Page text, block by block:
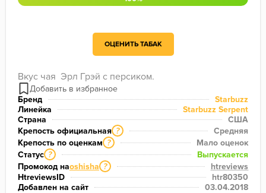
Вкус чая  Эрл Грэй с персиком.
Бренд
Starbuzz
Линейка
Starbuzz Serpent
Страна
США
Крепость официальная ?
Средняя
Крепость по оценкам ?
Мало оценок
Статус ?
Выпускается
Промокод наoshisha ?
htreviews
HtreviewsID
htr80350
Добавлен на сайт
03.04.2018
ОЦЕНИТЬ ТАБАК